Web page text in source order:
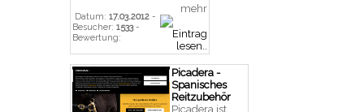
Datum: 17.03.2012 -
Besucher: 1533-
Bewertung:
mehr
Picadera -
Spanisches
Reitzubehör
Picadera ist